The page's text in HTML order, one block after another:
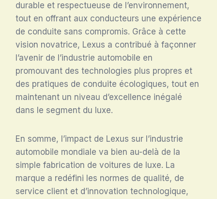
durable et respectueuse de l’environnement,
tout en offrant aux conducteurs une expérience
de conduite sans compromis. Grâce à cette
vision novatrice, Lexus a contribué à façonner
l’avenir de l’industrie automobile en
promouvant des technologies plus propres et
des pratiques de conduite écologiques, tout en
maintenant un niveau d’excellence inégalé
dans le segment du luxe.
En somme, l’impact de Lexus sur l’industrie
automobile mondiale va bien au-delà de la
simple fabrication de voitures de luxe. La
marque a redéfini les normes de qualité, de
service client et d’innovation technologique,